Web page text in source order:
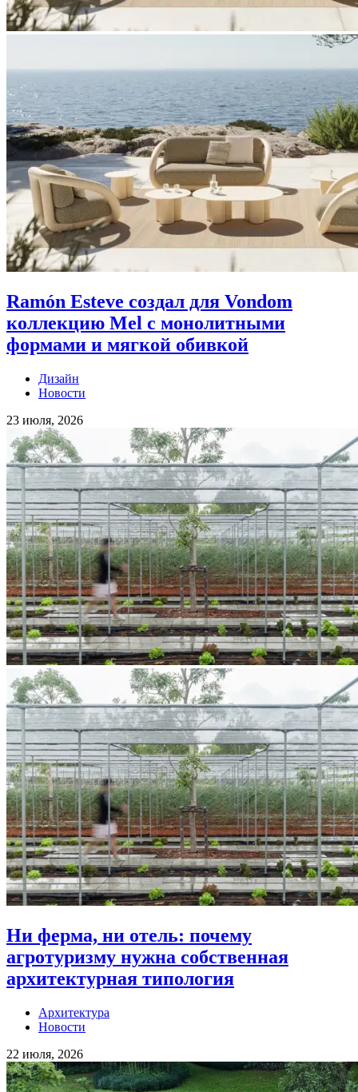
Ramón Esteve создал для Vondom
коллекцию Mel с монолитными
формами и мягкой обивкой
Дизайн
Новости
23 июля, 2026
Ни ферма, ни отель: почему
агротуризму нужна собственная
архитектурная типология
Архитектура
Новости
22 июля, 2026